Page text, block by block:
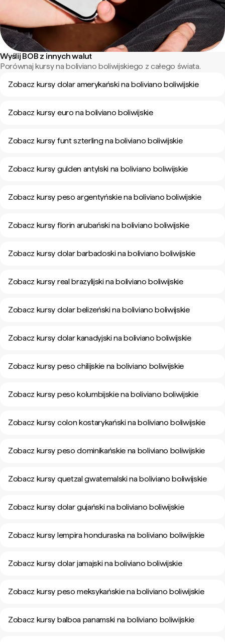
Wyślij BOB z innych walut
Porównaj kursy na boliviano boliwijskiego z całego świata.
Zobacz kursy dolar amerykański na boliviano boliwijskie
Zobacz kursy euro na boliviano boliwijskie
Zobacz kursy funt szterling na boliviano boliwijskie
Zobacz kursy gulden antylski na boliviano boliwijskie
Zobacz kursy peso argentyńskie na boliviano boliwijskie
Zobacz kursy florin arubański na boliviano boliwijskie
Zobacz kursy dolar barbadoski na boliviano boliwijskie
Zobacz kursy real brazylijski na boliviano boliwijskie
Zobacz kursy dolar belizeński na boliviano boliwijskie
Zobacz kursy dolar kanadyjski na boliviano boliwijskie
Zobacz kursy peso chilijskie na boliviano boliwijskie
Zobacz kursy peso kolumbijskie na boliviano boliwijskie
Zobacz kursy colon kostarykański na boliviano boliwijskie
Zobacz kursy peso dominikańskie na boliviano boliwijskie
Zobacz kursy quetzal gwatemalski na boliviano boliwijskie
Zobacz kursy dolar gujański na boliviano boliwijskie
Zobacz kursy lempira honduraska na boliviano boliwijskie
Zobacz kursy dolar jamajski na boliviano boliwijskie
Zobacz kursy peso meksykańskie na boliviano boliwijskie
Zobacz kursy balboa panamski na boliviano boliwijskie